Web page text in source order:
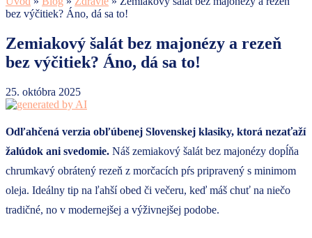
bez výčitiek? Áno, dá sa to!
Zemiakový šalát bez majonézy a rezeň
bez výčitiek? Áno, dá sa to!
25. októbra 2025
Odľahčená verzia obľúbenej Slovenskej klasiky, ktorá nezaťaží
žalúdok ani svedomie. Náš zemiakový šalát bez majonézy dopĺňa
chrumkavý obrátený rezeň z morčacích pŕs pripravený s minimom
oleja. Ideálny tip na ľahší obed či večeru, keď máš chuť na niečo
tradičné, no v modernejšej a výživnejšej podobe.